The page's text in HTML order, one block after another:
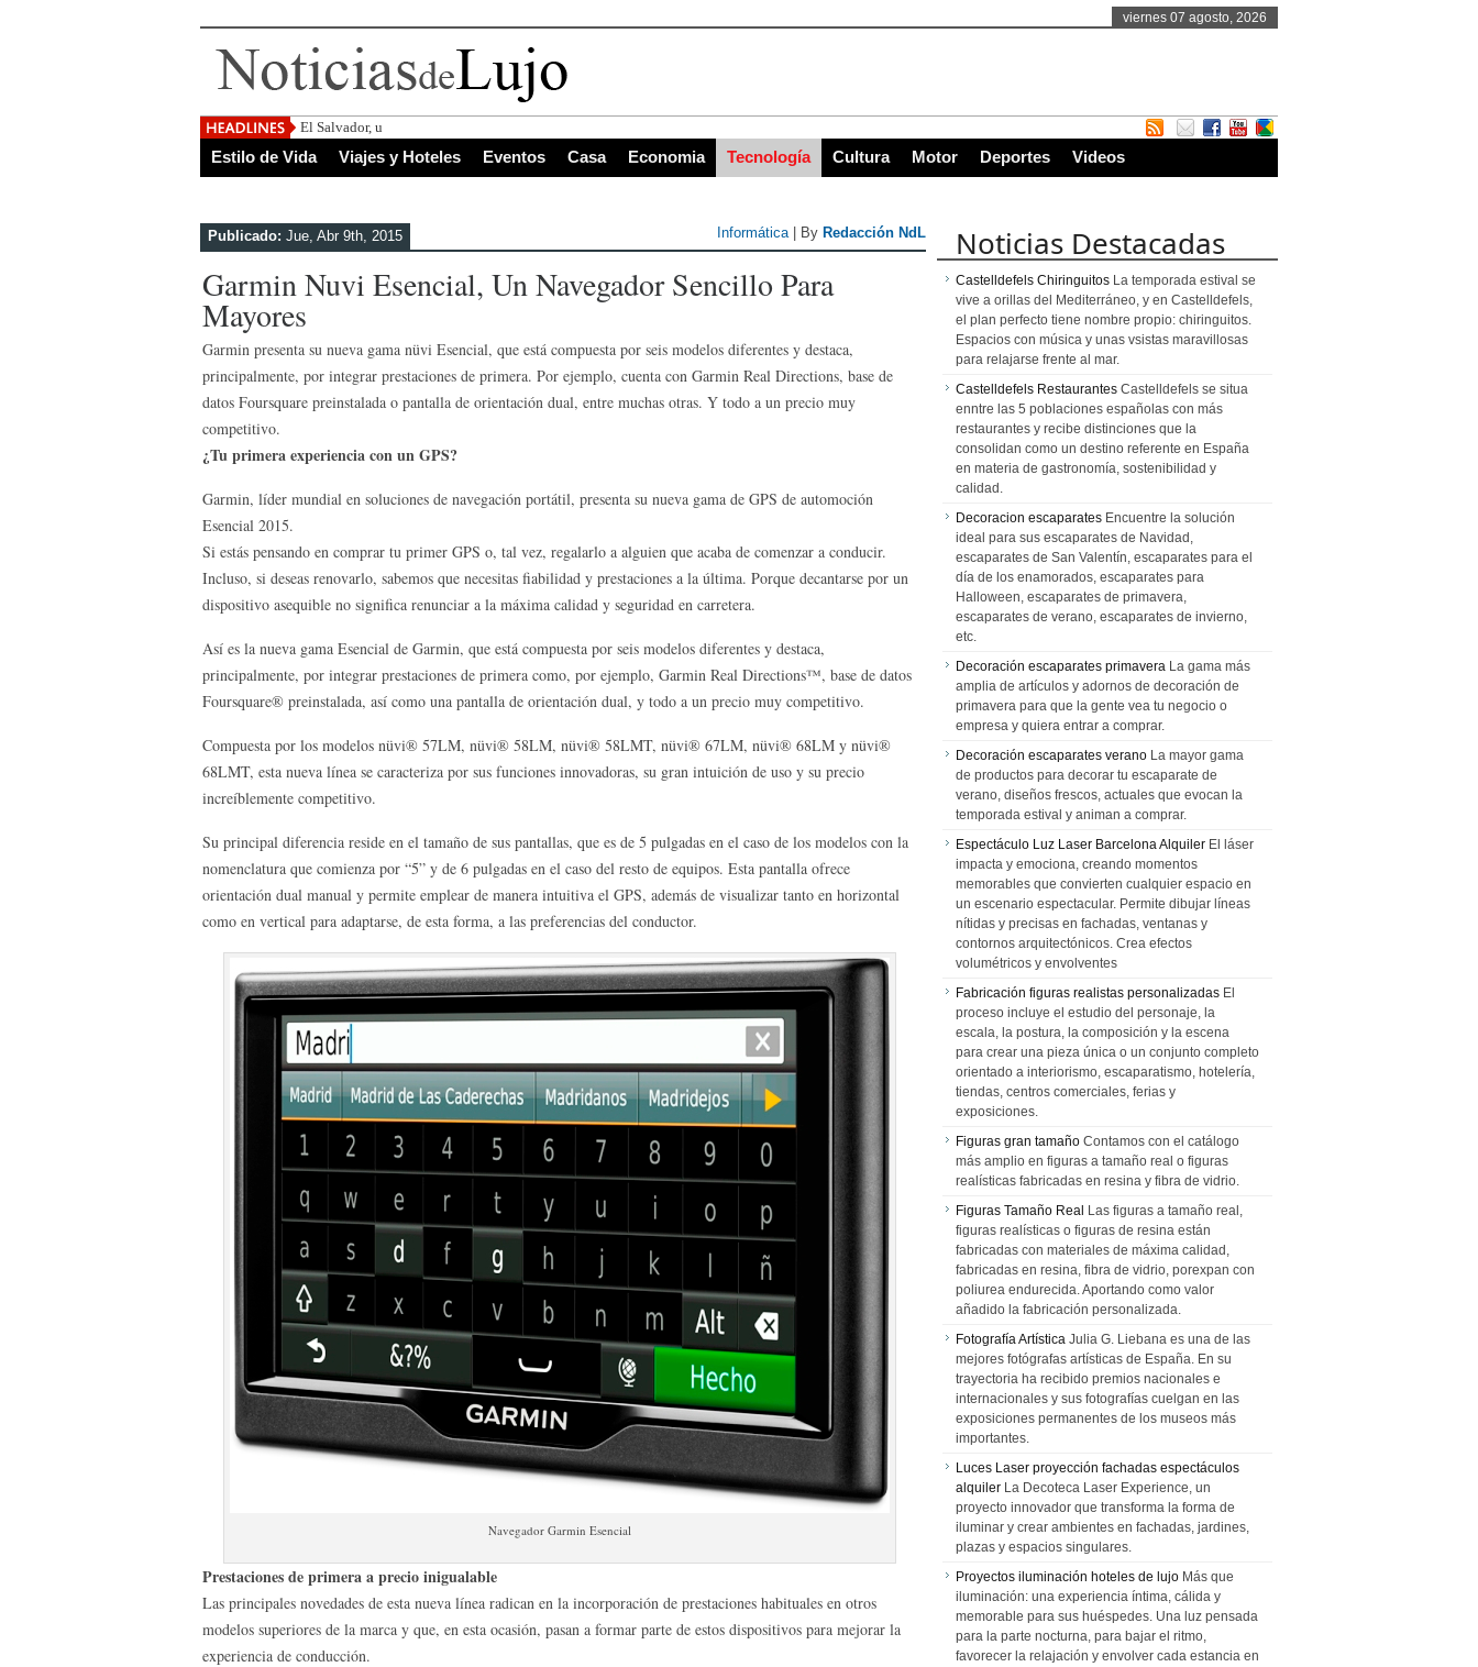
viernes 07 agosto, 2026
El Salvador, uno de los destinos con mayor proye
Estilo de Vida Viajes y Hoteles Eventos Casa Economia Tecnología Cultura Motor Deportes Videos
Publicado: Jue, Abr 9th, 2015 Informática| By Redacción NdL
Garmin Nuvi Esencial, Un Navegador Sencillo Para
Mayores
Garmin presenta su nueva gama nüvi Esencial, que está compuesta por seis modelos diferentes y destaca,
principalmente, por integrar prestaciones de primera. Por ejemplo, cuenta con Garmin Real Directions, base de
datos Foursquare preinstalada o pantalla de orientación dual, entre muchas otras. Y todo a un precio muy
competitivo.
¿Tu primera experiencia con un GPS?
Garmin, líder mundial en soluciones de navegación portátil, presenta su nueva gama de GPS de automoción
Esencial 2015.
Si estás pensando en comprar tu primer GPS o, tal vez, regalarlo a alguien que acaba de comenzar a conducir.
Incluso, si deseas renovarlo, sabemos que necesitas fiabilidad y prestaciones a la última. Porque decantarse por un
dispositivo asequible no significa renunciar a la máxima calidad y seguridad en carretera.
Así es la nueva gama Esencial de Garmin, que está compuesta por seis modelos diferentes y destaca,
principalmente, por integrar prestaciones de primera como, por ejemplo, Garmin Real Directions™, base de datos
Foursquare® preinstalada, así como una pantalla de orientación dual, y todo a un precio muy competitivo.
Compuesta por los modelos nüvi® 57LM, nüvi® 58LM, nüvi® 58LMT, nüvi® 67LM, nüvi® 68LM y nüvi®
68LMT, esta nueva línea se caracteriza por sus funciones innovadoras, su gran intuición de uso y su precio
increíblemente competitivo.
Su principal diferencia reside en el tamaño de sus pantallas, que es de 5 pulgadas en el caso de los modelos con la
nomenclatura que comienza por “5” y de 6 pulgadas en el caso del resto de equipos. Esta pantalla ofrece
orientación dual manual y permite emplear de manera intuitiva el GPS, además de visualizar tanto en horizontal
como en vertical para adaptarse, de esta forma, a las preferencias del conductor.
Navegador Garmin Esencial
Prestaciones de primera a precio inigualable
Las principales novedades de esta nueva línea radican en la incorporación de prestaciones habituales en otros
modelos superiores de la marca y que, en esta ocasión, pasan a formar parte de estos dispositivos para mejorar la
experiencia de conducción.
Noticias Destacadas
Castelldefels Chiringuitos La temporada estival se
vive a orillas del Mediterráneo, y en Castelldefels,
el plan perfecto tiene nombre propio: chiringuitos.
Espacios con música y unas vsistas maravillosas
para relajarse frente al mar.
Castelldefels Restaurantes Castelldefels se situa
enntre las 5 poblaciones españolas con más
restaurantes y recibe distinciones que la
consolidan como un destino referente en España
en materia de gastronomía, sostenibilidad y
calidad.
Decoracion escaparates Encuentre la solución
ideal para sus escaparates de Navidad,
escaparates de San Valentín, escaparates para el
día de los enamorados, escaparates para
Halloween, escaparates de primavera,
escaparates de verano, escaparates de invierno,
etc.
Decoración escaparates primavera La gama más
amplia de artículos y adornos de decoración de
primavera para que la gente vea tu negocio o
empresa y quiera entrar a comprar.
Decoración escaparates verano La mayor gama
de productos para decorar tu escaparate de
verano, diseños frescos, actuales que evocan la
temporada estival y animan a comprar.
Espectáculo Luz Laser Barcelona Alquiler El láser
impacta y emociona, creando momentos
memorables que convierten cualquier espacio en
un escenario espectacular. Permite dibujar líneas
nítidas y precisas en fachadas, ventanas y
contornos arquitectónicos. Crea efectos
volumétricos y envolventes
Fabricación figuras realistas personalizadas El
proceso incluye el estudio del personaje, la
escala, la postura, la composición y la escena
para crear una pieza única o un conjunto completo
orientado a interiorismo, escaparatismo, hotelería,
tiendas, centros comerciales, ferias y
exposiciones.
Figuras gran tamaño Contamos con el catálogo
más amplio en figuras a tamaño real o figuras
realísticas fabricadas en resina y fibra de vidrio.
Figuras Tamaño Real Las figuras a tamaño real,
figuras realísticas o figuras de resina están
fabricadas con materiales de máxima calidad,
fabricadas en resina, fibra de vidrio, porexpan con
poliurea endurecida. Aportando como valor
añadido la fabricación personalizada.
Fotografía Artística Julia G. Liebana es una de las
mejores fotógrafas artísticas de España. En su
trayectoria ha recibido premios nacionales e
internacionales y sus fotografías cuelgan en las
exposiciones permanentes de los museos más
importantes.
Luces Laser proyección fachadas espectáculos
alquiler La Decoteca Laser Experience, un
proyecto innovador que transforma la forma de
iluminar y crear ambientes en fachadas, jardines,
plazas y espacios singulares.
Proyectos iluminación hoteles de lujo Más que
iluminación: una experiencia íntima, cálida y
memorable para sus huéspedes. Una luz pensada
para la parte nocturna, para bajar el ritmo,
favorecer la relajación y envolver cada estancia en